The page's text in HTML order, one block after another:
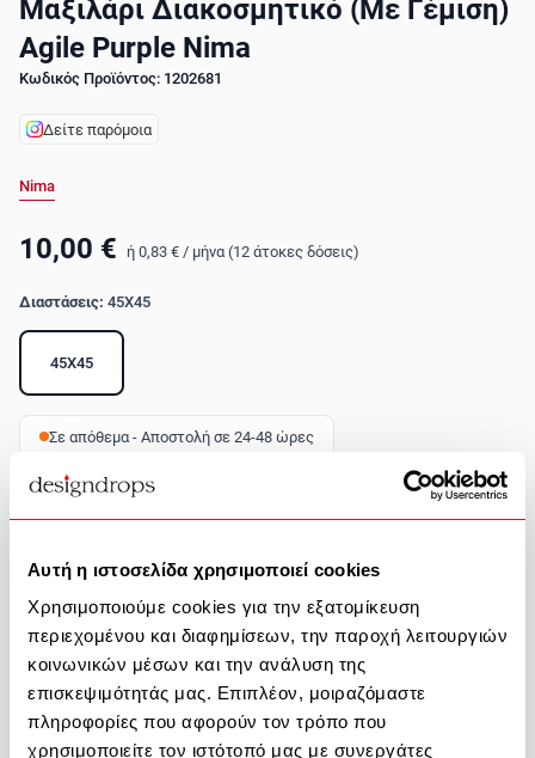
Αυτή η ιστοσελίδα χρησιμοποιεί cookies
Χρησιμοποιούμε cookies για την εξατομίκευση
περιεχομένου και διαφημίσεων, την παροχή λειτουργιών
κοινωνικών μέσων και την ανάλυση της
επισκεψιμότητάς μας. Επιπλέον, μοιραζόμαστε
πληροφορίες που αφορούν τον τρόπο που
χρησιμοποιείτε τον ιστότοπό μας με συνεργάτες
Μαξιλάρι Διακοσμητικό (Με Γέμιση)
Agile Purple Nima
Κωδικός Προϊόντος: 1202681
Δείτε παρόμοια
Nima
10,00 € ή 0,83 € / μήνα (12 άτοκες δόσεις)
Διαστάσεις: 45X45
45X45
Σε απόθεμα - Αποστολή σε 24-48 ώρες
Ποσότητα
Προσθήκη στο καλάθι
Περιγραφή Προϊόντος